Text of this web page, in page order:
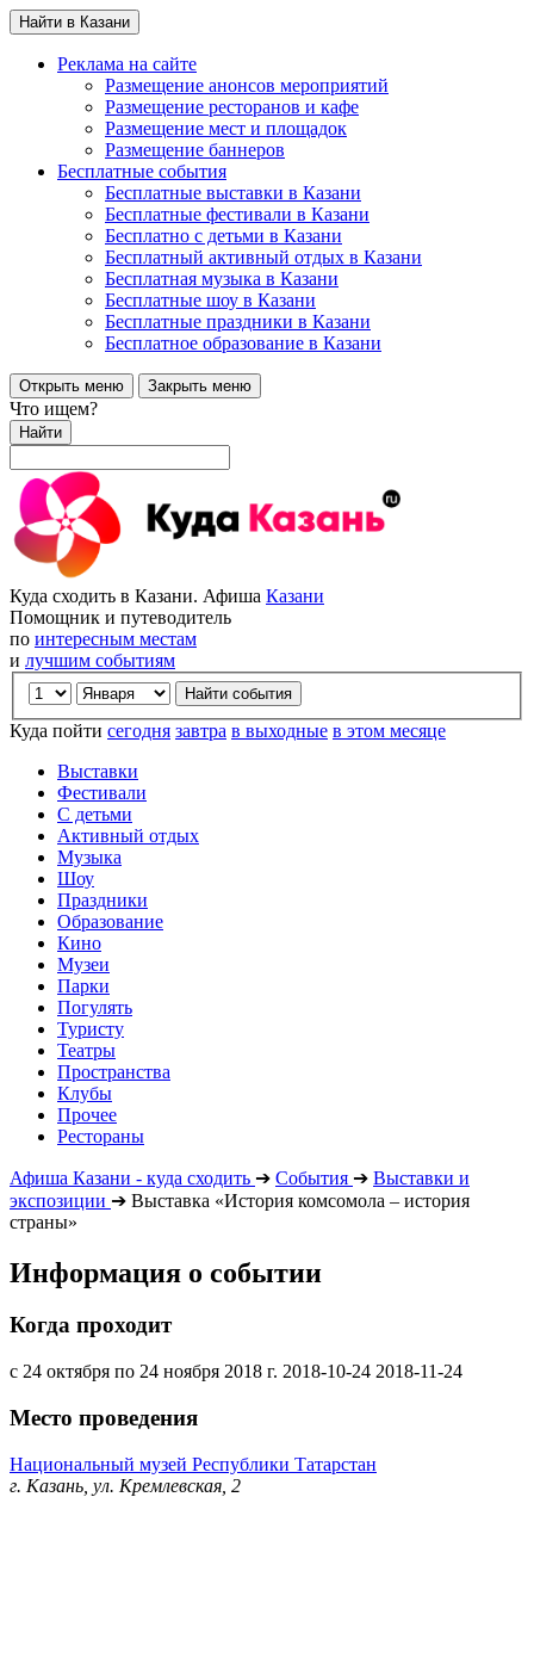
Найти в Казани
Реклама на сайте
Размещение анонсов мероприятий
Размещение ресторанов и кафе
Размещение мест и площадок
Размещение баннеров
Бесплатные события
Бесплатные выставки в Казани
Бесплатные фестивали в Казани
Бесплатно с детьми в Казани
Бесплатный активный отдых в Казани
Бесплатная музыка в Казани
Бесплатные шоу в Казани
Бесплатные праздники в Казани
Бесплатное образование в Казани
Открыть меню Закрыть меню
Что ищем?
Найти
Куда сходить в Казани. Афиша Казани
Помощник и путеводитель
по интересным местам
и лучшим событиям
Куда пойти сегодня завтра в выходные в этом месяце
Выставки
Фестивали
С детьми
Активный отдых
Музыка
Шоу
Праздники
Образование
Кино
Музеи
Парки
Погулять
Туристу
Театры
Пространства
Клубы
Прочее
Рестораны
Афиша Казани - куда сходить ➔ События ➔ Выставки и
экспозиции ➔ Выставка «История комсомола – история
страны»
Информация о событии
Когда проходит
с 24 октября по 24 ноября 2018 г. 2018-10-24 2018-11-24
Место проведения
Национальный музей Республики Татарстан
г. Казань, ул. Кремлевская, 2